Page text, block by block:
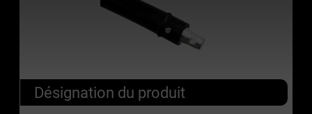
Désignation du produit